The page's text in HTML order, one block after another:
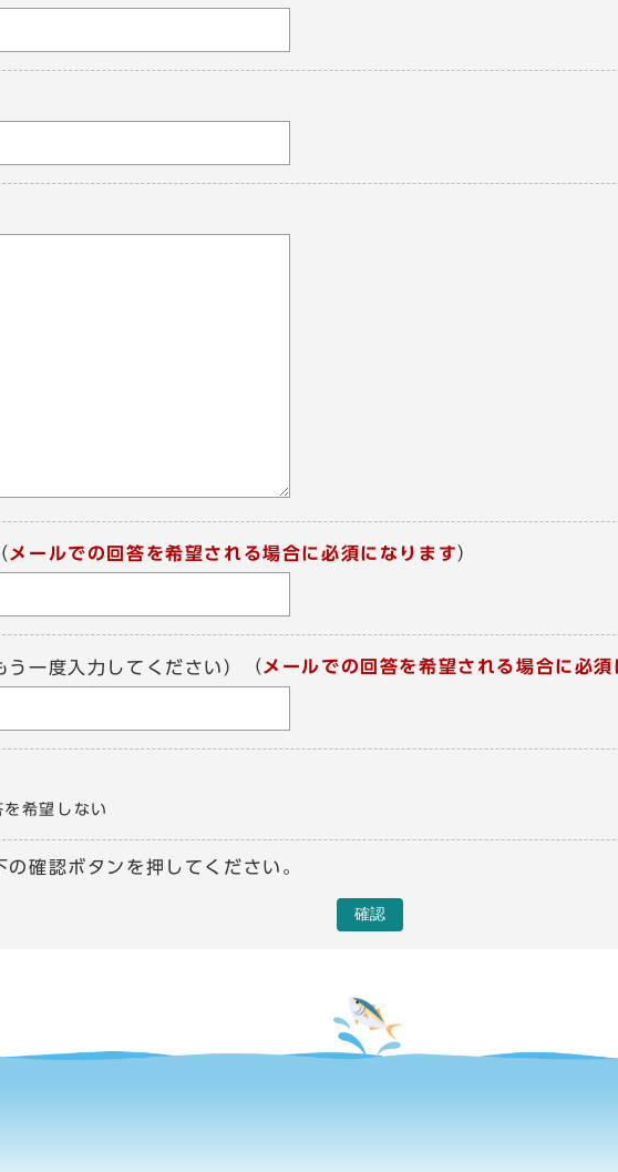
メールでの回答を希望される場合に必須になります）
一度入力してください） （メールでの回答を希望される場合に必須
を希望しない
確認ボタンを押してください。
確認